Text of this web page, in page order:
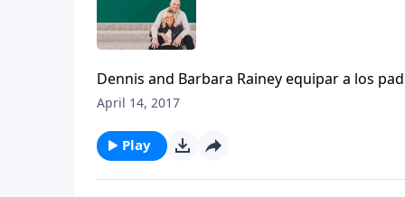
Dennis and Barbara Rainey equipar a los
ayudándonos a moldear nuestras propias
April 14, 2017
Play